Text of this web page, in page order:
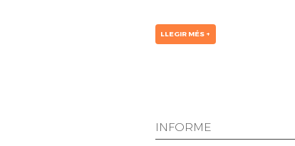
LLEGIR MÉS +
INFORME